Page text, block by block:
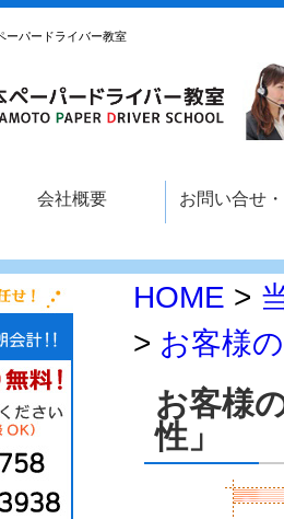
HOME >
> お客様
お客様
性」
ーパードライバー教室
会社概要 お問い合せ